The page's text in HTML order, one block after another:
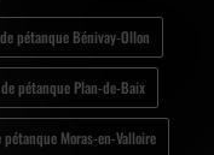
pétanque Bénivay-Ollon
pétanque Plan-de-Baix
pétanque Moras-en-Valloire